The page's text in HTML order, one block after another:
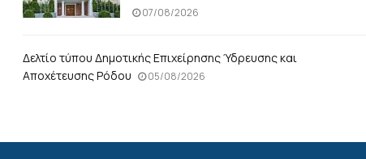
07/08/2026
Δελτίο τύπου Δημοτικής Επιχείρησης Ύδρευσης και
Αποχέτευσης Ρόδου
05/08/2026